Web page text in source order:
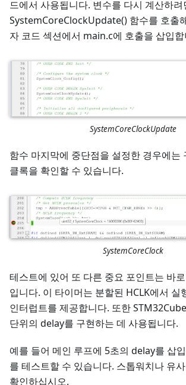
드에서 사용됩니다. 변수를 다시 계산하려
SystemCoreClockUpdate() 함수를 호출
자 코드 섹션에서 main.c에 호출을 삽입
SystemCoreClockUpdate
함수 마지막에 중단점을 설정한 경우에는
클록을 확인할 수 있습니다.
SystemCoreClock
테스트에 있어 또 다른 중요 포인트는 바
입니다. 이 타이머는 분할된 HCLK에서 실
인터럽트를 제공합니다. 또한
단위의 delay를 구현하는 데 사용됩니다.
예를 들어 메인 루프에 5초의 delay를 삽
를 테스트할 수 있습니다. 스톱워치나 유
확인하십시오.